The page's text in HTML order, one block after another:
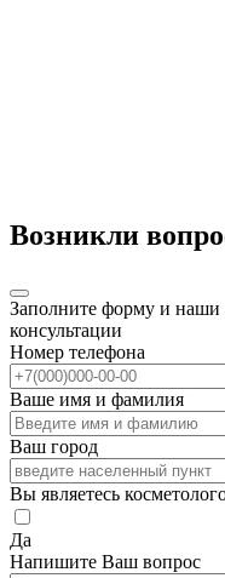
Возникли
Заполните форму и наши
консультации
Номер телефона
Ваше имя и фамилия
Ваш город
Вы являетесь
Да
Напишите Ваш вопрос